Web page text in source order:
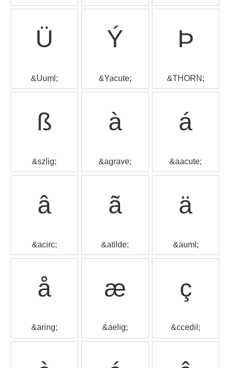
Ü
&Uuml;
Ý
&Yacute;
Þ
&THORN;
ß
&szlig;
à
&agrave;
á
&aacute;
â
&acirc;
ã
&atilde;
ä
&auml;
å
&aring;
æ
&aelig;
ç
&ccedil;